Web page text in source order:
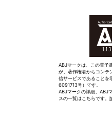
ABJマークは、この電子
が、著作権者からコンテ
信サービスであることを
6091713号）です。
ABJマークの詳細、ABJ
スの一覧はこちらです。